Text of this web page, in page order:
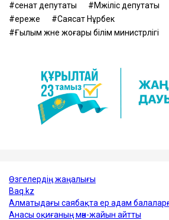
сенат депутаты Мәжіліс депутаты
ереже
Саясат Нұрбек
Ғылым және жоғары білім министрлігі